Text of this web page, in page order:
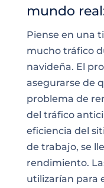
mundo
Piense en una
mucho tráfico
navideña. El
asegurarse de
problema de
del tráfico
eficiencia del
de trabajo, se
rendimiento.
utilizarían para